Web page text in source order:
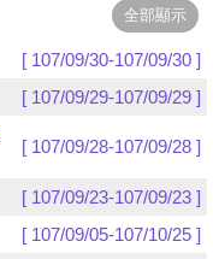
[ 107/09/30-107/09/30 ]
[ 107/09/29-107/09/29 ]
[ 107/09/28-107/09/28 ]
[ 107/09/23-107/09/23 ]
[ 107/09/05-107/10/25 ]